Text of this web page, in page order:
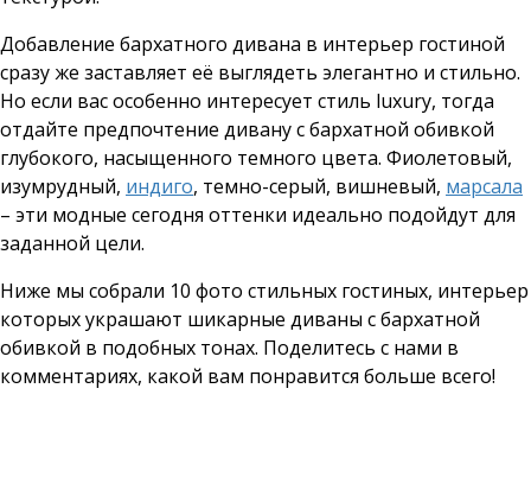
Добавление бархатного дивана в интерьер гостиной
сразу же заставляет её выглядеть элегантно и стильно.
Но если вас особенно интересует стиль luxury, тогда
отдайте предпочтение дивану с бархатной обивкой
глубокого, насыщенного темного цвета. Фиолетовый,
изумрудный, индиго, темно-серый, вишневый, марсала
– эти модные сегодня оттенки идеально подойдут для
заданной цели.
Ниже мы собрали 10 фото стильных гостиных, интерьер
которых украшают шикарные диваны с бархатной
обивкой в подобных тонах. Поделитесь с нами в
комментариях, какой вам понравится больше всего!